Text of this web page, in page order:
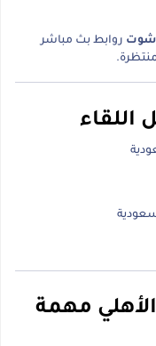
شوت روابط بث مباشر
اللقاء
مهمة